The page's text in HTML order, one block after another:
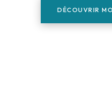
DÉCOUVRIR